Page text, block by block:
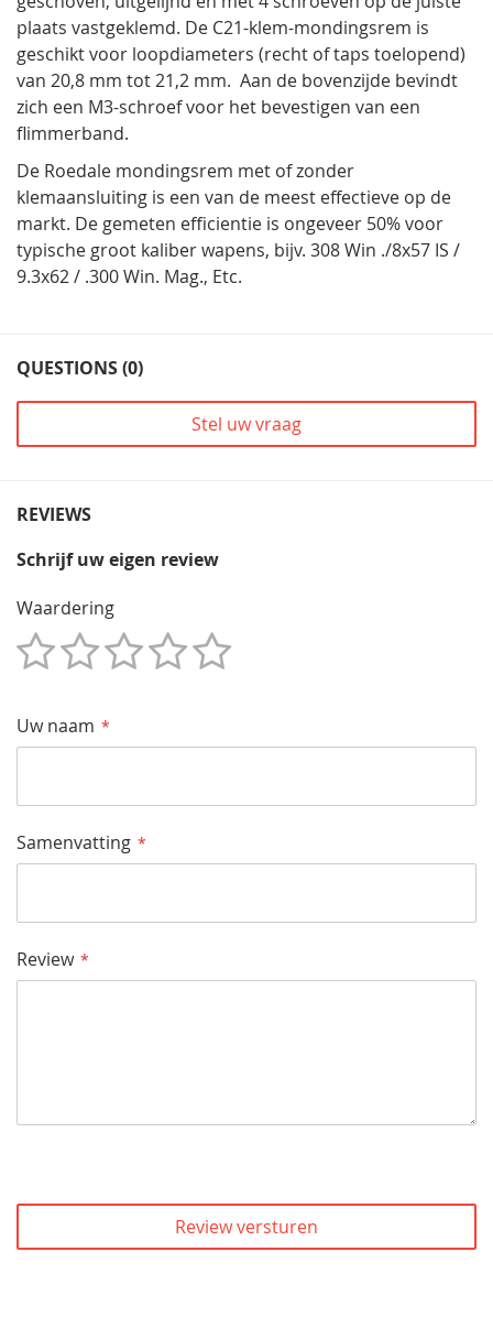
plaats vastgeklemd. De C21-klem-mondingsrem is
geschikt voor loopdiameters (recht of taps toelopend)
van 20,8 mm tot 21,2 mm. Aan de bovenzijde bevindt
zich een M3-schroef voor het bevestigen van een
flimmerband.
De Roedale mondingsrem met of zonder
klemaansluiting is een van de meest effectieve op de
markt. De gemeten efficientie is ongeveer 50% voor
typische groot kaliber wapens, bijv. 308 Win ./8x57 IS /
9.3x62 / .300 Win. Mag., Etc.
QUESTIONS (0)
Stel uw vraag
REVIEWS
Schrijf uw eigen review
Waardering
Uw naam
Samenvatting
Review
Review versturen